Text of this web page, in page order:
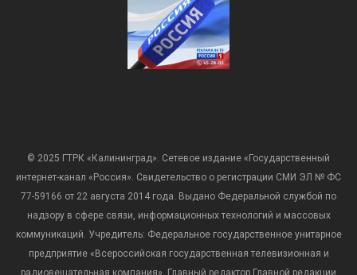
© 2025 ГТРК «Калининград». Сетевое издание «Государственный
интернет-канал «Россия». Свидетельство о регистрации СМИ ЭЛ № ФС
77-59166 от 22 августа 2014 года. Выдано Федеральной службой по
надзору в сфере связи, информационных технологий и массовых
коммуникаций. Учредитель: Федеральное государственное унитарное
предприятие «Всероссийская государственная телевизионная и
радиовещательная компания». Главный редактор Главной редакции